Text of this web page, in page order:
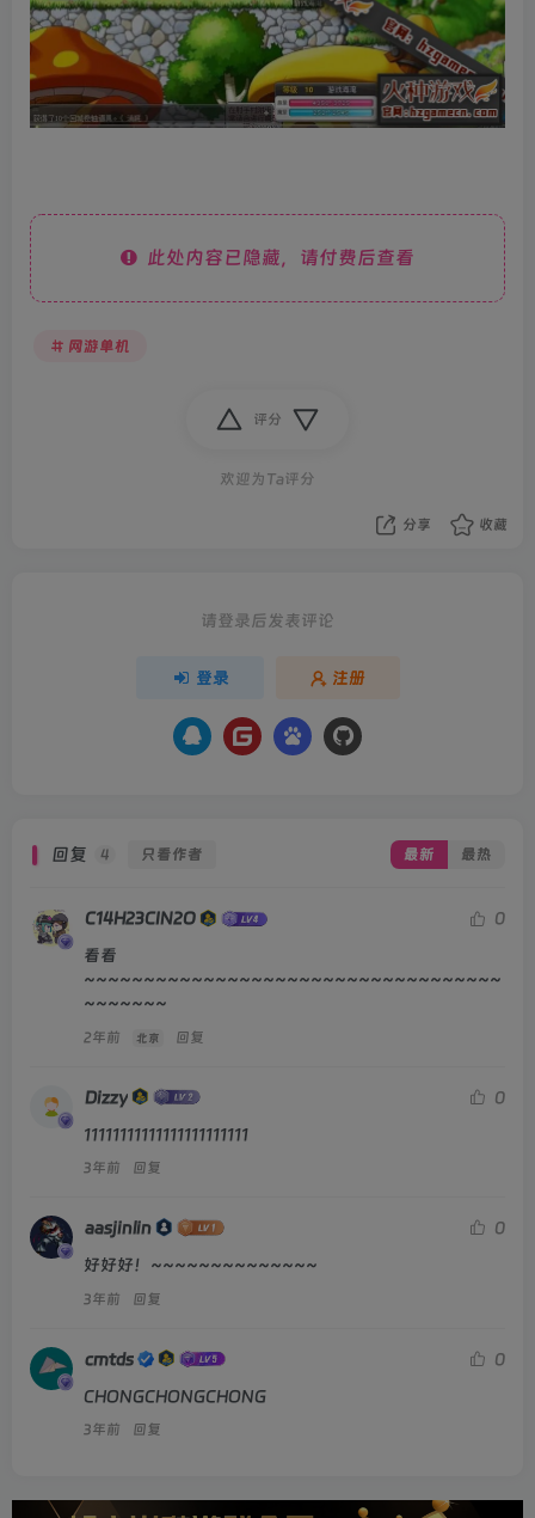
此处内容已隐藏，请付费后查看
网游单机
评分
欢迎为Ta评分
分享 收藏
请登录后发表评论
登录 注册
回复 4 只看作者 最新 最热
C14H23CIN2O
0
看看
~~~~~~~~~~~~~~~~~~~~~~~~~~~~~~~~~~~
~~~~~~~
2年前 北京 回复
Dizzy
0
11111111111111111111111
3年前 回复
aasjinlin
0
好好好！~~~~~~~~~~~~~~
3年前 回复
cmtds
0
CHONGCHONGCHONG
3年前 回复